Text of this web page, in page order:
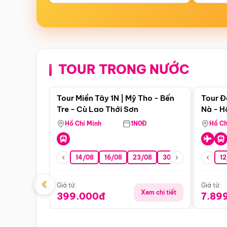
TOUR TRONG NƯỚC
Điểm nổi bật
Tour Miền Tây 1N | Mỹ Tho - Bến
Tre - Cù Lao Thới Sơn
Hồ Chí Minh 1N0Đ
14/08 16/08 23/08 30/08 06/09
Giá từ:
399.000đ Xem chi tiết
Tour
Nà -
Nha
Hồ
Giá từ:
‹